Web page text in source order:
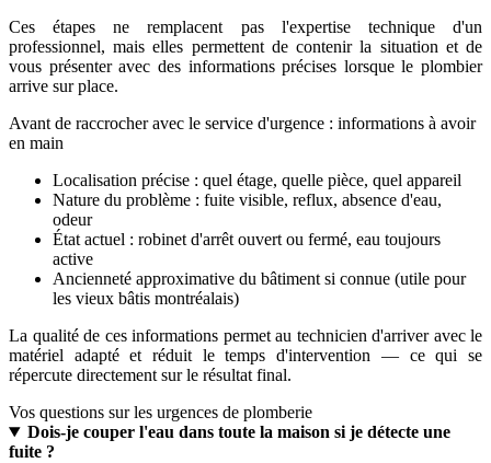
Ces étapes ne remplacent pas l'expertise technique d'un
professionnel, mais elles permettent de contenir la situation et de
vous présenter avec des informations précises lorsque le plombier
arrive sur place.
Avant de raccrocher avec le service d'urgence : informations à avoir
en main
Localisation précise : quel étage, quelle pièce, quel appareil
Nature du problème : fuite visible, reflux, absence d'eau,
odeur
État actuel : robinet d'arrêt ouvert ou fermé, eau toujours
active
Ancienneté approximative du bâtiment si connue (utile pour
les vieux bâtis montréalais)
La qualité de ces informations permet au technicien d'arriver avec le
matériel adapté et réduit le temps d'intervention — ce qui se
répercute directement sur le résultat final.
Vos questions sur les urgences de plomberie
Dois-je couper l'eau dans toute la maison si je détecte une
fuite ?